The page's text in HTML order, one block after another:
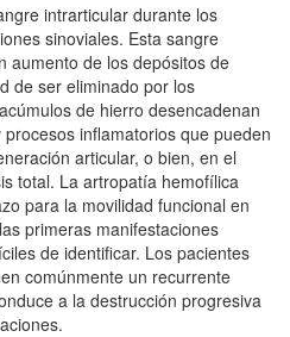
intrarticular durante los
sinoviales. Esta sangre
aumento de los depósitos de
de ser eliminado por los
de hierro desencadenan
inflamatorios que pueden
articular, o bien, en el
total. La artropatía hemofílica
para la movilidad funcional en
primeras manifestaciones
de identificar. Los pacientes
comúnmente un recurrente
a la destrucción progresiva